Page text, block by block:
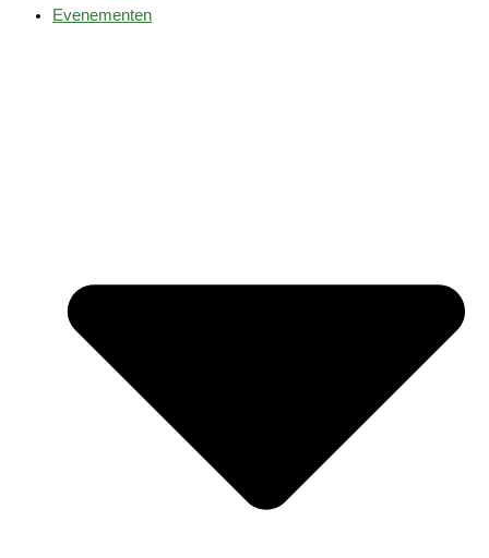
Evenementen